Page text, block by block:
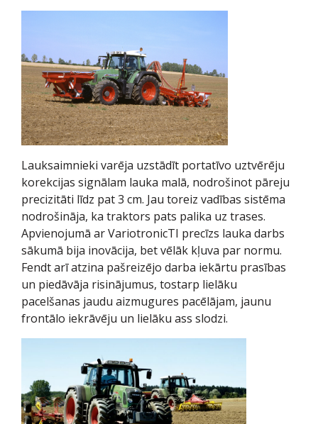
Lauksaimnieki varēja uzstādīt portatīvo uztvērēju
korekcijas signālam lauka malā, nodrošinot pāreju
precizitāti līdz pat 3 cm. Jau toreiz vadības sistēma
nodrošināja, ka traktors pats palika uz trases.
Apvienojumā ar VariotronicTI precīzs lauka darbs
sākumā bija inovācija, bet vēlāk kļuva par normu.
Fendt arī atzina pašreizējo darba iekārtu prasības
un piedāvāja risinājumus, tostarp lielāku
pacelšanas jaudu aizmugures pacēlājam, jaunu
frontālo iekrāvēju un lielāku ass slodzi.